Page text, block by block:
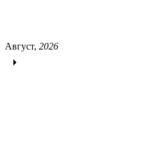
Август, 2026